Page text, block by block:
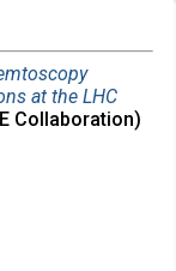
at the LHC
Collaboration)